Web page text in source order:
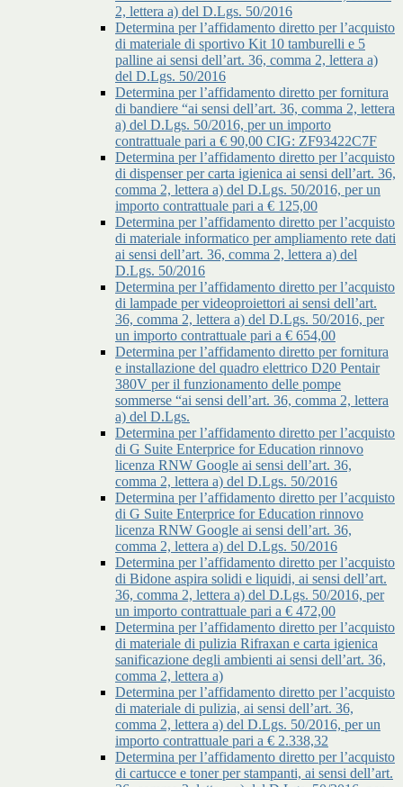
2, lettera a) del D.Lgs. 50/2016
Determina per l’affidamento diretto per l’acquisto
di materiale di sportivo Kit 10 tamburelli e 5
palline ai sensi dell’art. 36, comma 2, lettera a)
del D.Lgs. 50/2016
Determina per l’affidamento diretto per fornitura
di bandiere “ai sensi dell’art. 36, comma 2, lettera
a) del D.Lgs. 50/2016, per un importo
contrattuale pari a € 90,00 CIG: ZF93422C7F
Determina per l’affidamento diretto per l’acquisto
di dispenser per carta igienica ai sensi dell’art. 36,
comma 2, lettera a) del D.Lgs. 50/2016, per un
importo contrattuale pari a € 125,00
Determina per l’affidamento diretto per l’acquisto
di materiale informatico per ampliamento rete dati
ai sensi dell’art. 36, comma 2, lettera a) del
D.Lgs. 50/2016
Determina per l’affidamento diretto per l’acquisto
di lampade per videoproiettori ai sensi dell’art.
36, comma 2, lettera a) del D.Lgs. 50/2016, per
un importo contrattuale pari a € 654,00
Determina per l’affidamento diretto per fornitura
e installazione del quadro elettrico D20 Pentair
380V per il funzionamento delle pompe
sommerse “ai sensi dell’art. 36, comma 2, lettera
a) del D.Lgs.
Determina per l’affidamento diretto per l’acquisto
di G Suite Enterprice for Education rinnovo
licenza RNW Google ai sensi dell’art. 36,
comma 2, lettera a) del D.Lgs. 50/2016
Determina per l’affidamento diretto per l’acquisto
di G Suite Enterprice for Education rinnovo
licenza RNW Google ai sensi dell’art. 36,
comma 2, lettera a) del D.Lgs. 50/2016
Determina per l’affidamento diretto per l’acquisto
di Bidone aspira solidi e liquidi, ai sensi dell’art.
36, comma 2, lettera a) del D.Lgs. 50/2016, per
un importo contrattuale pari a € 472,00
Determina per l’affidamento diretto per l’acquisto
di materiale di pulizia Rifraxan e carta igienica
sanificazione degli ambienti ai sensi dell’art. 36,
comma 2, lettera a)
Determina per l’affidamento diretto per l’acquisto
di materiale di pulizia, ai sensi dell’art. 36,
comma 2, lettera a) del D.Lgs. 50/2016, per un
importo contrattuale pari a € 2.338,32
Determina per l’affidamento diretto per l’acquisto
di cartucce e toner per stampanti, ai sensi dell’art.